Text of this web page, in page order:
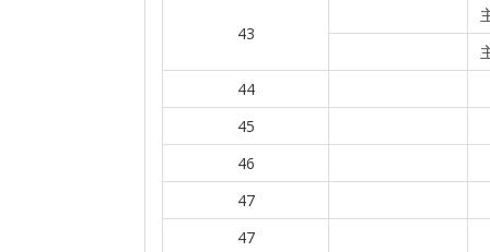
43
44
45
46
47
47